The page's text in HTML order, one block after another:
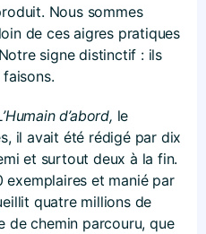
Nous sommes
de ces aigres pratiques
signe distinctif : ils
d’abord, le
il avait été rédigé par dix
et surtout deux à la fin.
et manié par
quatre millions de
de chemin parcouru, que